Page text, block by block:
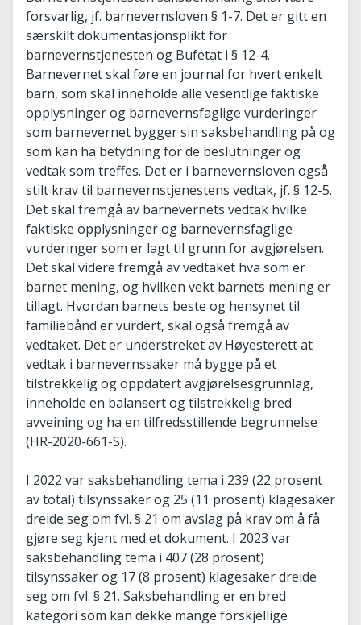
forsvarlig, jf. barnevernsloven § 1-7. Det er gitt en
særskilt dokumentasjonsplikt for
barnevernstjenesten og Bufetat i § 12-4.
Barnevernet skal føre en journal for hvert enkelt
barn, som skal inneholde alle vesentlige faktiske
opplysninger og barnevernsfaglige vurderinger
som barnevernet bygger sin saksbehandling på og
som kan ha betydning for de beslutninger og
vedtak som treffes. Det er i barnevernsloven også
stilt krav til barnevernstjenestens vedtak, jf. § 12-5.
Det skal fremgå av barnevernets vedtak hvilke
faktiske opplysninger og barnevernsfaglige
vurderinger som er lagt til grunn for avgjørelsen.
Det skal videre fremgå av vedtaket hva som er
barnet mening, og hvilken vekt barnets mening er
tillagt. Hvordan barnets beste og hensynet til
familiebånd er vurdert, skal også fremgå av
vedtaket. Det er understreket av Høyesterett at
vedtak i barnevernssaker må bygge på et
tilstrekkelig og oppdatert avgjørelsesgrunnlag,
inneholde en balansert og tilstrekkelig bred
avveining og ha en tilfredsstillende begrunnelse
(HR-2020-661-S).
I 2022 var saksbehandling tema i 239 (22 prosent
av total) tilsynssaker og 25 (11 prosent) klagesaker
dreide seg om fvl. § 21 om avslag på krav om å få
gjøre seg kjent med et dokument. I 2023 var
saksbehandling tema i 407 (28 prosent)
tilsynssaker og 17 (8 prosent) klagesaker dreide
seg om fvl. § 21. Saksbehandling er en bred
kategori som kan dekke mange forskjellige